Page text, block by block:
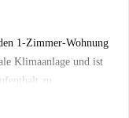
1-Zimmer-Wohnung
Klimaanlage und ist
zu
sind erlaubt, was Ihnen